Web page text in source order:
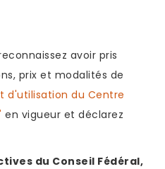
avoir pris
prix et modalités de
d'utilisation du Centre
en vigueur et déclarez
du Conseil Fédéral,